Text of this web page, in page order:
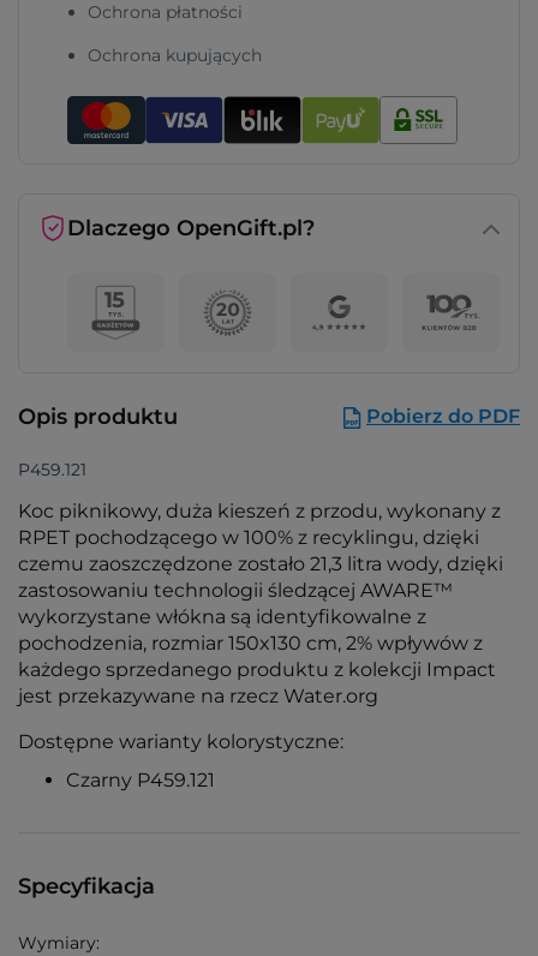
Ochrona płatności
Ochrona kupujących
Dlaczego OpenGift.pl?
Opis produktu Pobierz do PDF
P459.121
Koc piknikowy, duża kieszeń z przodu, wykonany z
RPET pochodzącego w 100% z recyklingu, dzięki
czemu zaoszczędzone zostało 21,3 litra wody, dzięki
zastosowaniu technologii śledzącej AWARE™
wykorzystane włókna są identyfikowalne z
pochodzenia, rozmiar 150x130 cm, 2% wpływów z
każdego sprzedanego produktu z kolekcji Impact
jest przekazywane na rzecz Water.org
Dostępne warianty kolorystyczne:
Czarny P459.121
Specyfikacja
Wymiary: